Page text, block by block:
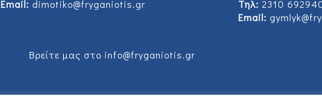
Email: dimotiko@fryganiotis.gr
Τηλ: 2310
Email:
Βρείτε μας στο info@fryganiotis.gr